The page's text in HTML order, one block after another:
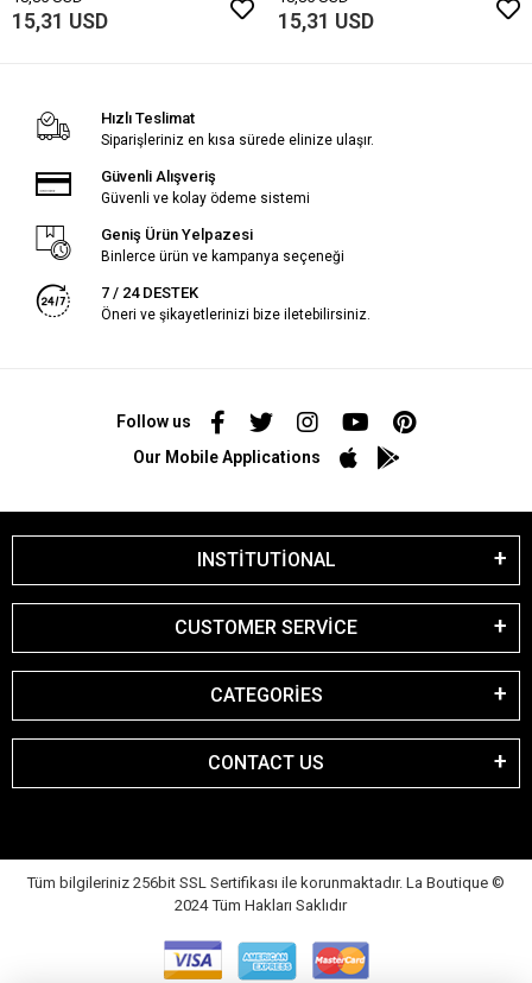
15,31 USD 15,31 USD
Hızlı Teslimat
Siparişleriniz en kısa sürede elinize ulaşır.
Güvenli Alışveriş
Güvenli ve kolay ödeme sistemi
Geniş Ürün Yelpazesi
Binlerce ürün ve kampanya seçeneği
7 / 24 DESTEK
Öneri ve şikayetlerinizi bize iletebilirsiniz.
Follow us
Our Mobile Applications
INSTİTUTİONAL
CUSTOMER SERVİCE
CATEGORİES
CONTACT US
Tüm bilgileriniz 256bit SSL Sertifikası ile korunmaktadır. La Boutique ©
2024 Tüm Hakları Saklıdır